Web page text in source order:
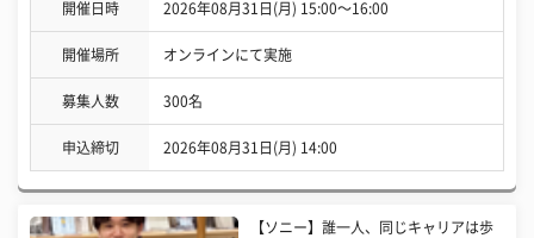
開催日時 2026年08月31日(月) 15:00〜16:00
開催場所 オンラインにて実施
募集人数 300名
申込締切 2026年08月31日(月) 14:00
【ソニー】誰一人、同じキャリアは歩